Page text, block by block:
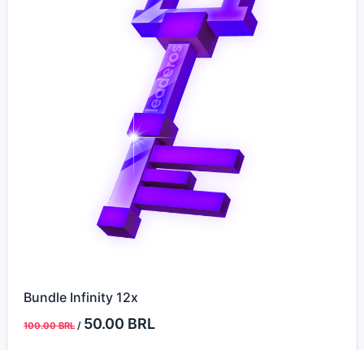
Bundle Infinity 12x
100.00 BRL / 50.00 BRL